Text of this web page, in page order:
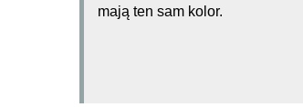
mają ten sam kolor.